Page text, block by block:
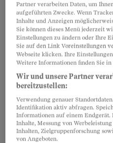
Quelle: Beobachter / Anne
Partner verarbeiten Daten, um
aufgeführten Zwecke. Wenn
Inhalte und Anzeigen
Sie können dieses Menü jederzeit
Einstellungen zu ändern oder Ihre
Sie auf den Link Voreinstellungen
Webseite klicken. Ihre
Weitere Informationen finden Sie
Wir und unsere Partner
bereitzustellen:
Verwendung genauer
Identifikation aktiv abfragen.
Informationen auf einem Endgerät.
Inhalte, Messung von
Inhalten, Zielgruppenforschung
von Angeboten.